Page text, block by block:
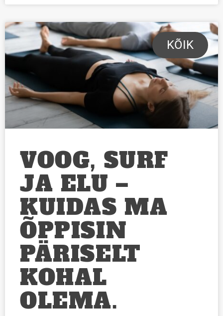
KÕIK
VOOG, SURF
JA ELU –
KUIDAS MA
ÕPPISIN
PÄRISELT
KOHAL
OLEMA.